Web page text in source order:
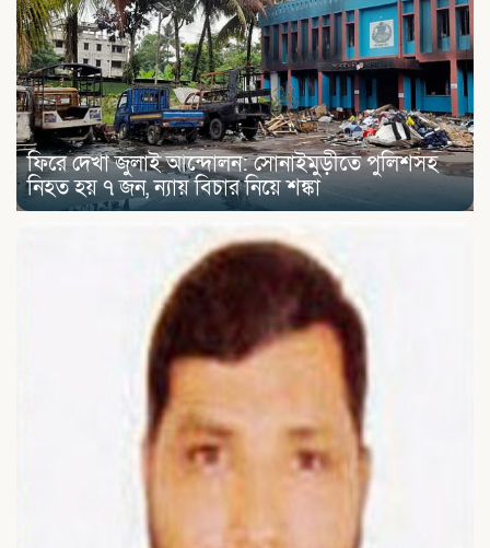
ফিরে দেখা জুলাই আন্দোলন: সোনাইমুড়ীতে পুলিশসহ
নিহত হয় ৭ জন, ন্যায় বিচার নিয়ে শঙ্কা